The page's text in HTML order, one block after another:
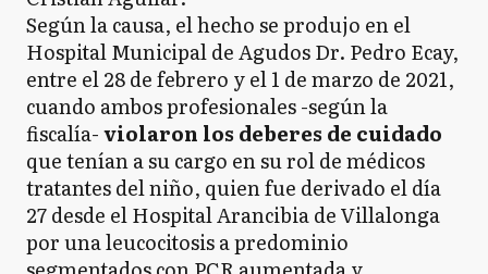
Según la causa, el hecho se produjo en el
Hospital Municipal de Agudos Dr. Pedro Ecay,
entre el 28 de febrero y el 1 de marzo de 2021,
cuando ambos profesionales -según la
fiscalía-violaron los deberes de cuidado
que tenían a su cargo en su rol de médicos
tratantes del niño, quien fue derivado el día
27 desde el Hospital Arancibia de Villalonga
por una leucocitosis a predominio